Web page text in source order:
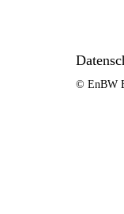
© EnBW